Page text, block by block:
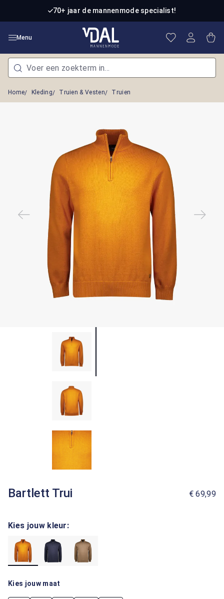
Ga naar de hoofdinhoud70+ jaar de mannenmode specialist!
Menu Je hebt 0
Home Kleding Truien & Vesten Truien
Bartlett Trui € 69,99
Kies jouw kleur:
Kies jouw maat